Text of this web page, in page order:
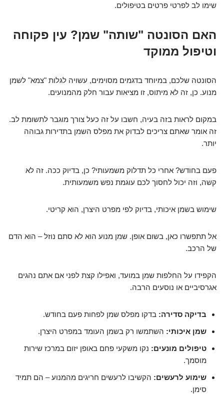
שימו לב לפרטי פרטים בטיפולים.
האם הסונטה "שותה" שמן? עין פקוחה
וטיפול ממוקד
הסונטה שלכם, במיוחד בדגמים מסוימים, עשויה לגלות "צמא" לשמן
מנוע. כן, זה לא מיתוס, זו מציאות עבור חלק מהמנועים.
במקום לראות בזה בעיה, חשבו על זה כעל צורך מוגבר לתשומת לב.
זה אומר שאתם צריכים לבדוק את מפלס השמן בתדירות גבוהה
יותר.
פעם בחודש? אחרי כל תדלוק משמעותי? כן, בדיוק ככה. זה לא
קשה, וזה יכול לחסוך לכם עוגמת נפש משמעותית.
שימוש בשמן איכותי, בדיוק לפי מפרט היצרן, הוא קריטי.
אל תתפשרו כאן, בשום אופן. שמן מנוע הוא לא סתם נוזל – הוא הדם
של הרכב.
הקפידו על החלפות שמן במועד, ואפילו קצת לפני אם אתם נהגים
אגרסיביים או נוסעים הרבה.
בדיקה סדירה: בדקו מפלס שמן לפחות פעם בחודש.
שמן איכותי: השתמשו רק בשמן העומד במפרט היצרן.
טיפולים מונעים: נקו משקעי פחם באופן יזום במרכז שירות
מוסמך.
שימוע לרעשים: הקשיבו לרעשים חריגים מהמנוע – הם תמיד
סימן.